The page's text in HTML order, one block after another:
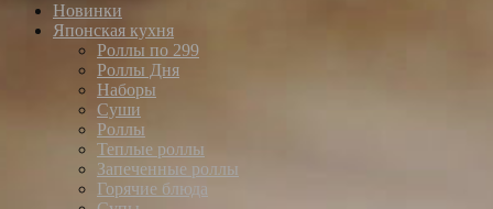
Новинки
Японская кухня
Роллы по 299
Роллы Дня
Наборы
Суши
Роллы
Теплые роллы
Запеченные роллы
Горячие блюда